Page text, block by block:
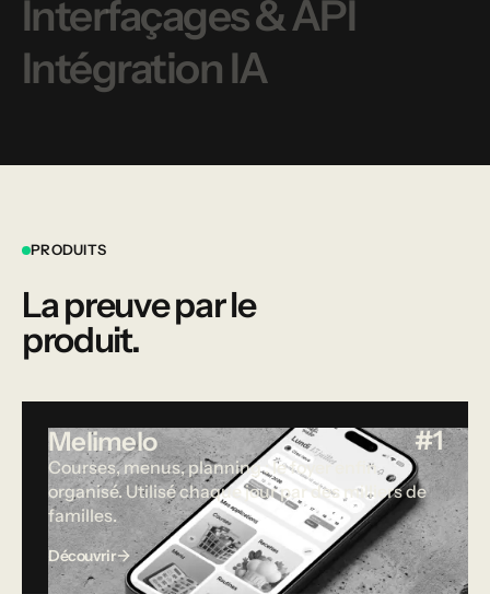
Interfaçages & API
Intégration IA
PRODUITS
La preuve par le
produit.
Melimelo #1
Courses, menus, planning : le foyer enfin
organisé. Utilisé chaque jour par des milliers de
familles.
Découvrir